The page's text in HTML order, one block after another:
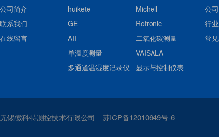
公司简介
联系我们
在线留言
huikete
Michell
GE
Rotronic
AII
二氧化碳测量
单温度测量
VAISALA
多通道温湿度记录仪
显示与控制仪表
公
行
常
无锡徽科特测控技术有限公司 苏ICP备12010649号-6